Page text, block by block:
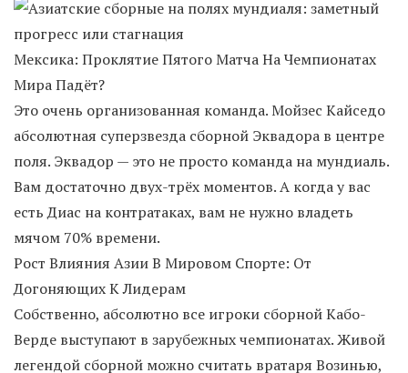
Мексика: Проклятие Пятого Матча На Чемпионатах
Мира Падёт?
Это очень организованная команда. Мойзес Кайседо
абсолютная суперзвезда сборной Эквадора в центре
поля. Эквадор — это не просто команда на мундиаль.
Вам достаточно двух-трёх моментов. А когда у вас
есть Диас на контратаках, вам не нужно владеть
мячом 70% времени.
Рост Влияния Азии В Мировом Спорте: От
Догоняющих К Лидерам
Собственно, абсолютно все игроки сборной Кабо-
Верде выступают в зарубежных чемпионатах. Живой
легендой сборной можно считать вратаря Возинью,